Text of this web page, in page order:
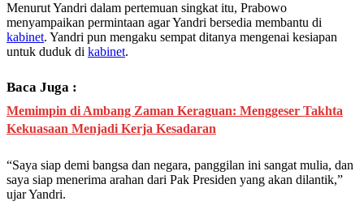
Menurut Yandri dalam pertemuan singkat itu, Prabowo
menyampaikan permintaan agar Yandri bersedia membantu di
kabinet. Yandri pun mengaku sempat ditanya mengenai kesiapan
untuk duduk di kabinet.
Baca Juga :
Memimpin di Ambang Zaman Keraguan: Menggeser Takhta
Kekuasaan Menjadi Kerja Kesadaran
“Saya siap demi bangsa dan negara, panggilan ini sangat mulia, dan
saya siap menerima arahan dari Pak Presiden yang akan dilantik,”
ujar Yandri.